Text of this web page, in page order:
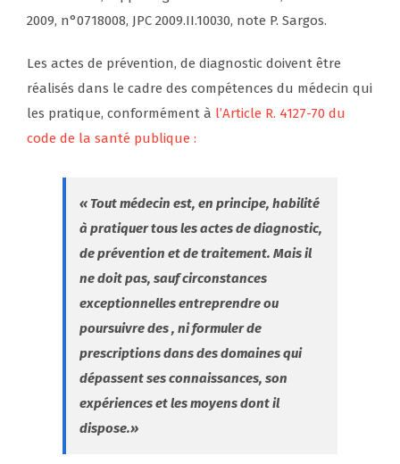
2009, n°0718008, JPC 2009.II.10030, note P. Sargos.
Les actes de prévention, de diagnostic doivent être
réalisés dans le cadre des compétences du médecin qui
les pratique, conformément à l’Article R. 4127-70 du
code de la santé publique :
« Tout médecin est, en principe, habilité
à pratiquer tous les actes de diagnostic,
de prévention et de traitement. Mais il
ne doit pas, sauf circonstances
exceptionnelles entreprendre ou
poursuivre des , ni formuler de
prescriptions dans des domaines qui
dépassent ses connaissances, son
expériences et les moyens dont il
dispose.»